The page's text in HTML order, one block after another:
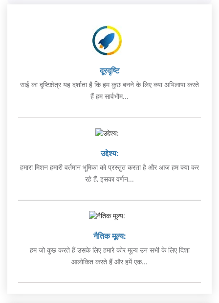
दूरदृष्टि
साई का दृष्टिक्षेत्र यह दर्शाता है कि हम कुछ बनने के लिए क्या अभिलाषा करते
हैं हम सार्वभौम...
उद्देश्य:
हमारा मिशन हमारी वर्तमान भूमिका को प्रस्तुत करता है और आज हम क्या कर
रहे हैं, इसका वर्णन...
नैतिक मूल्य:
हम जो कुछ करते हैं उसके लिए हमारे कोर मूल्य उन सभी के लिए दिशा
आलोकित करते हैं और हमें एक...